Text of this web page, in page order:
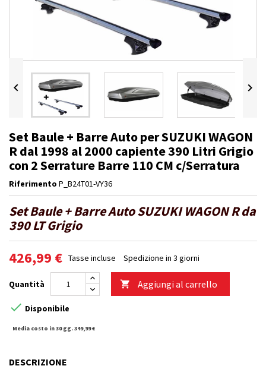
 
Set Baule + Barre Auto per SUZUKI WAGON
R dal 1998 al 2000 capiente 390 Litri Grigio
con 2 Serrature Barre 110 CM c/Serratura
Riferimento P_B24T01-VY36
Set Baule + Barre Auto SUZUKI WAGON R da
390 LT Grigio
426,99 € Tasse incluse Spedizione in 3 giorni
Quantità  Aggiungi al carrello
 Disponibile
Media costo in 30 gg. 349,99 €
DESCRIZIONE